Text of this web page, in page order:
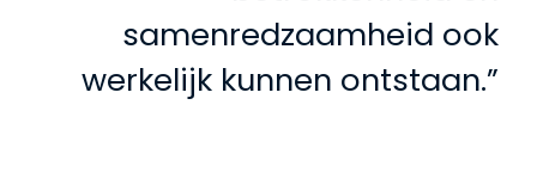
samenredzaamheid ook
werkelijk kunnen ontstaan.”